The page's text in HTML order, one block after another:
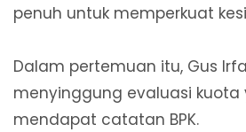
penuh untuk memperkuat
Dalam pertemuan itu, Gus
menyinggung evaluasi
mendapat catatan BPK.